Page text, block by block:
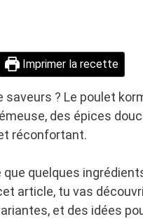
Imprimer la recette
? Le poulet
des épices
réconfortant.
quelques
article, tu vas
et des idées